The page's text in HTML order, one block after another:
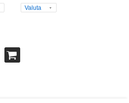
Valuta